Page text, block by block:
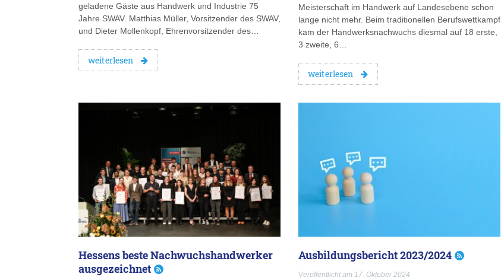
geladene Gäste aus Handwerk und Industrie 75
Jahre SWAV. Matthias Müller, Vorsitzender des SWAV,
und Dieter Mollenkopf, Ehrenvorsitzender des…
weiterlesen
Meisterschaft im Handwerk auf Landesebene schon
lange nicht mehr. Beim traditionellen Berufswettkampf
kam der Handwerksnachwuchs diesmal auf 18 erste,
3 zweite, 6…
weiterlesen
Hessens beste Nachwuchshandwerker
ausgezeichnet
Ausbildungsbericht 2023/2024
Veröffentlicht am 17. Oktober 2024